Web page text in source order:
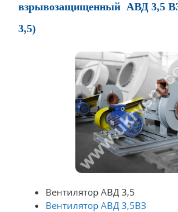
взрывозащищенный АВД 3,5
3,5)
Вентилятор АВД 3,5
Вентилятор АВД 3,5ВЗ